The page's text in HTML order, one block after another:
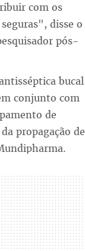
com os
disse o
pós-
bucal
conjunto com
de
propagação de